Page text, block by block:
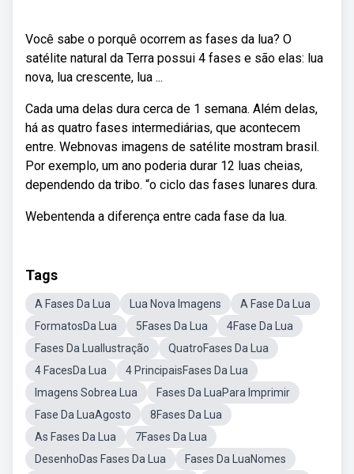
Você sabe o porquê ocorrem as fases da lua? O
satélite natural da Terra possui 4 fases e são elas: lua
nova, lua crescente, lua ...
Cada uma delas dura cerca de 1 semana. Além delas,
há as quatro fases intermediárias, que acontecem
entre. Webnovas imagens de satélite mostram brasil.
Por exemplo, um ano poderia durar 12 luas cheias,
dependendo da tribo. “o ciclo das fases lunares dura.
Webentenda a diferença entre cada fase da lua.
Tags
A Fases Da Lua Lua Nova Imagens
A Fase Da Lua
FormatosDa Lua
5Fases Da Lua
4Fase Da Lua
Fases Da LuaIlustração
QuatroFases Da Lua
4 FacesDa Lua
4 PrincipaisFases Da Lua
Imagens Sobrea Lua
Fases Da LuaPara Imprimir
Fase Da LuaAgosto
8Fases Da Lua
As Fases Da Lua
7Fases Da Lua
DesenhoDas Fases Da Lua
Fases Da LuaNomes